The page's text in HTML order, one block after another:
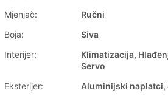
Mjenjač:
Ručni
Boja:
Siva
Interijer:
Klimatizacija,
Servo
Eksterijer:
Aluminijski naplatci,